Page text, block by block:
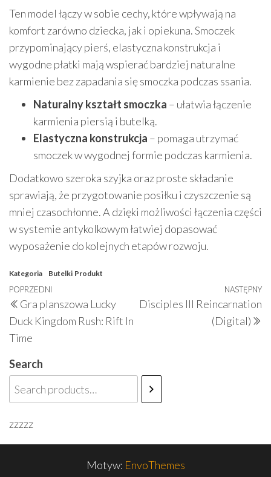
Ten model łączy w sobie cechy, które wpływają na
komfort zarówno dziecka, jak i opiekuna. Smoczek
przypominający pierś, elastyczna konstrukcja i
wygodne płatki mają wspierać bardziej naturalne
karmienie bez zapadania się smoczka podczas ssania.
Naturalny kształt smoczka – ułatwia łączenie
karmienia piersią i butelką.
Elastyczna konstrukcja – pomaga utrzymać
smoczek w wygodnej formie podczas karmienia.
Dodatkowo szeroka szyjka oraz proste składanie
sprawiają, że przygotowanie posiłku i czyszczenie są
mniej czasochłonne. A dzięki możliwości łączenia części
w systemie antykolkowym łatwiej dopasować
wyposażenie do kolejnych etapów rozwoju.
Kategoria Butelki Produkt
Nawigacja
wpisu
Poprzedni
wpis
POPRZEDNI
Gra planszowa Lucky
Duck Kingdom Rush: Rift In
Time
NASTĘPNY
Disciples III Reincarnation
(Digital)
Search
zzzzz
Motyw: EnvoThemes